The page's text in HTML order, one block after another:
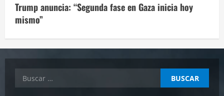
Trump anuncia: “Segunda fase en Gaza inicia hoy
mismo”
Buscar: